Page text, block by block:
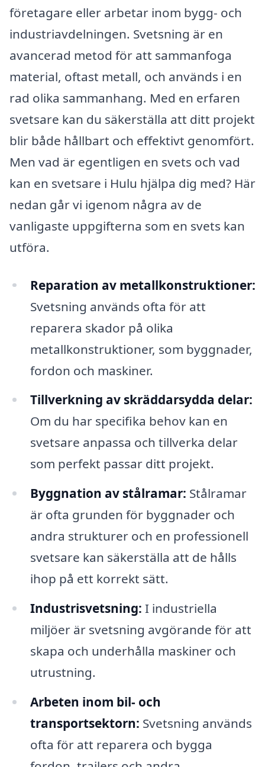
företagare eller arbetar inom bygg- och
industriavdelningen. Svetsning är en
avancerad metod för att sammanfoga
material, oftast metall, och används i en
rad olika sammanhang. Med en erfaren
svetsare kan du säkerställa att ditt projekt
blir både hållbart och effektivt genomfört.
Men vad är egentligen en svets och vad
kan en svetsare i Hulu hjälpa dig med? Här
nedan går vi igenom några av de
vanligaste uppgifterna som en svets kan
utföra.
Reparation av metallkonstruktioner:
Svetsning används ofta för att
reparera skador på olika
metallkonstruktioner, som byggnader,
fordon och maskiner.
Tillverkning av skräddarsydda delar:
Om du har specifika behov kan en
svetsare anpassa och tillverka delar
som perfekt passar ditt projekt.
Byggnation av stålramar: Stålramar
är ofta grunden för byggnader och
andra strukturer och en professionell
svetsare kan säkerställa att de hålls
ihop på ett korrekt sätt.
Industrisvetsning: I industriella
miljöer är svetsning avgörande för att
skapa och underhålla maskiner och
utrustning.
Arbeten inom bil- och
transportsektorn: Svetsning används
ofta för att reparera och bygga